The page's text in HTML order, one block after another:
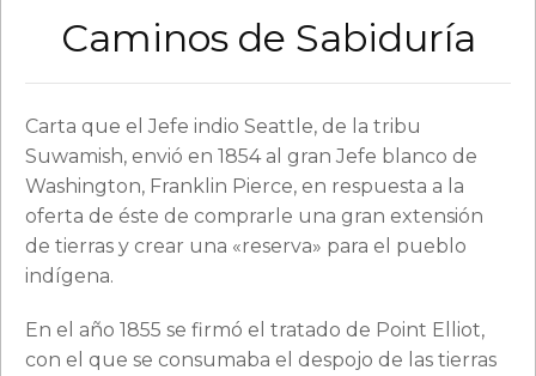
Caminos de Sabiduría
Carta que el Jefe indio Seattle, de la tribu
Suwamish, envió en 1854 al gran Jefe blanco de
Washington, Franklin Pierce, en respuesta a la
oferta de éste de comprarle una gran extensión
de tierras y crear una «reserva» para el pueblo
indígena.
En el año 1855 se firmó el tratado de Point Elliot,
con el que se consumaba el despojo de las tierras